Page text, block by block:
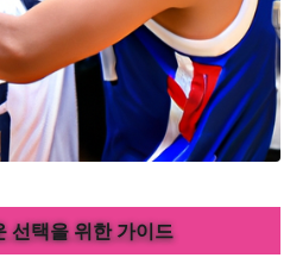
선택을 위한 가이드